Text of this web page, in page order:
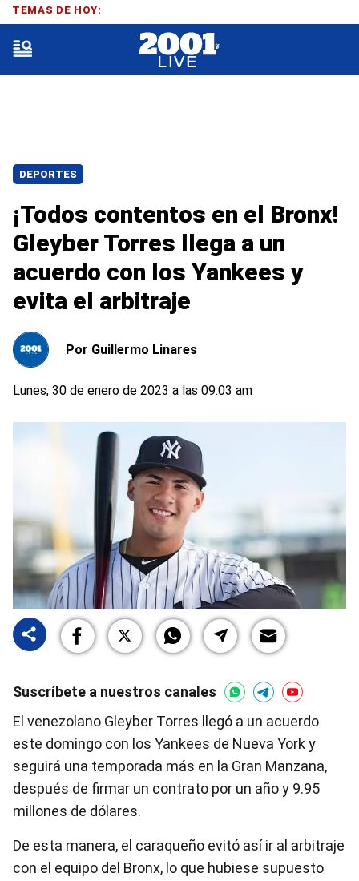
DEPORTES
¡Todos contentos en el Bronx!
Gleyber Torres llega a un
acuerdo con los Yankees y
evita el arbitraje
Por Guillermo Linares
Lunes, 30 de enero de 2023 a las 09:03 am
Suscríbete a nuestros canales
El venezolano Gleyber Torres llegó a un acuerdo
este domingo con los Yankees de Nueva York y
seguirá una temporada más en la Gran Manzana,
después de firmar un contrato por un año y 9.95
millones de dólares.
De esta manera, el caraqueño evitó así ir al arbitraje
con el equipo del Bronx, lo que hubiese supuesto
TEMAS DE HOY: